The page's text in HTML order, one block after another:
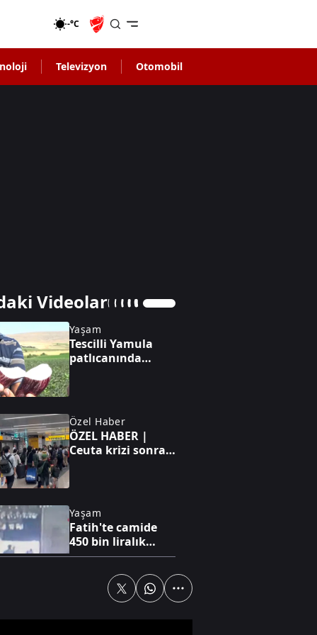
-°C
Televizyon Otomobil
Videolar
Yaşam
Tescilli Yamula
patlıcanında
Özel Haber
ÖZEL HABER |
Ceuta krizi sonrası
Yaşam
Fatih'te camide
450 bin liralık
hırsızlık anı
İstanbul'un küçük